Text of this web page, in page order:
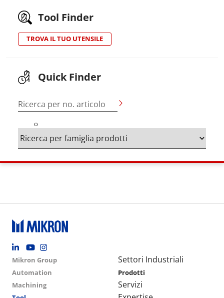
Tool Finder
TROVA IL TUO UTENSILE
Quick Finder
Ricerca per no. articolo
o
Footer social
Group menu
Mikron Group
Automation
Machining
Main navigation
Settori Industriali
Prodotti
Servizi